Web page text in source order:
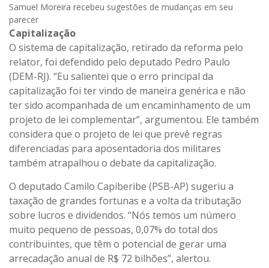
Samuel Moreira recebeu sugestões de mudanças em seu
parecer
Capitalização
O sistema de capitalização, retirado da reforma pelo
relator, foi defendido pelo deputado Pedro Paulo
(DEM-RJ). “Eu salientei que o erro principal da
capitalização foi ter vindo de maneira genérica e não
ter sido acompanhada de um encaminhamento de um
projeto de lei complementar”, argumentou. Ele também
considera que o projeto de lei que prevê regras
diferenciadas para aposentadoria dos militares
também atrapalhou o debate da capitalização.
O deputado Camilo Capiberibe (PSB-AP) sugeriu a
taxação de grandes fortunas e a volta da tributação
sobre lucros e dividendos. “Nós temos um número
muito pequeno de pessoas, 0,07% do total dos
contribuintes, que têm o potencial de gerar uma
arrecadação anual de R$ 72 bilhões”, alertou.